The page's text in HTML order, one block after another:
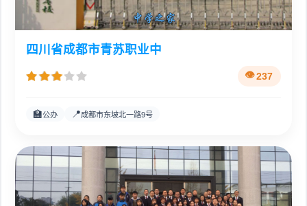
四川省成都市青苏职业中
237
🏫公办 📍成都市东坡北一路9号